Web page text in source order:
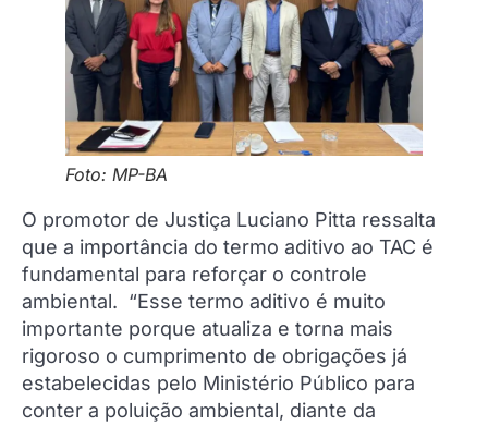
Foto: MP-BA
O promotor de Justiça Luciano Pitta ressalta
que a importância do termo aditivo ao TAC é
fundamental para reforçar o controle
ambiental. “Esse termo aditivo é muito
importante porque atualiza e torna mais
rigoroso o cumprimento de obrigações já
estabelecidas pelo Ministério Público para
conter a poluição ambiental, diante da